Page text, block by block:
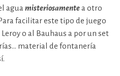
agua misteriosamentea otro
facilitar este tipo de juego
o al Bauhaus a por un set
material de fontanería